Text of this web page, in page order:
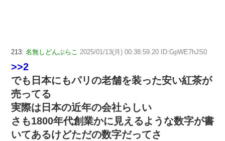
213: 名無しどんぶらこ 2025/01/13(月) 00:38:59.20 ID:GpWE7hJS0
>>2
でも日本にもパリの老舗を装った安い紅茶が
売ってる
実際は日本の近年の会社らしい
さも1800年代創業かに見えるような数字が書
いてあるけどただの数字だってさ